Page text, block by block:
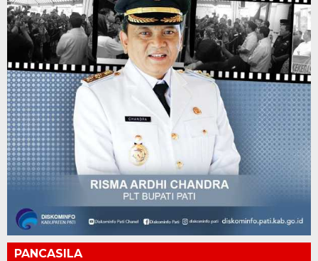
PANCASILA